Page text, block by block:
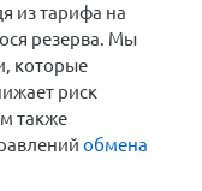
из тарифа на
резерва. Мы
которые
риск
также
обмена